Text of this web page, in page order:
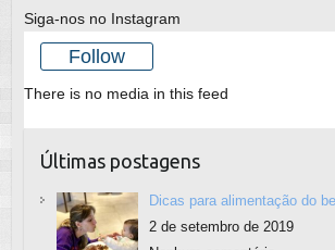
Siga-nos no Instagram
Follow
There is no media in this feed
Últimas postagens
Dicas para alimentação do
2 de setembro de 2019